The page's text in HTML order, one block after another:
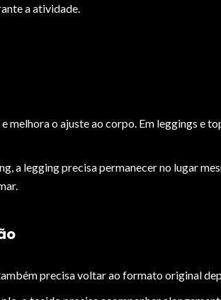
a atividade.
melhora o ajuste ao corpo. Em leggings e
a legging precisa permanecer no lugar
precisa voltar ao formato original